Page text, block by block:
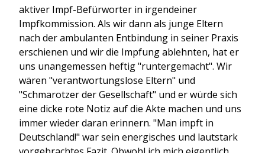
aktiver Impf-Befürworter in irgendeiner
Impfkommission. Als wir dann als junge Eltern
nach der ambulanten Entbindung in seiner Praxis
erschienen und wir die Impfung ablehnten, hat er
uns unangemessen heftig "runtergemacht". Wir
wären "verantwortungslose Eltern" und
"Schmarotzer der Gesellschaft" und er würde sich
eine dicke rote Notiz auf die Akte machen und uns
immer wieder daran erinnern. "Man impft in
Deutschland!" war sein energisches und lautstark